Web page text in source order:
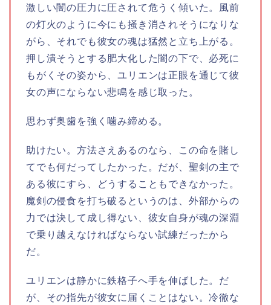
激しい闇の圧力に圧されて危うく傾いた。風前
の灯火のように今にも掻き消されそうになりな
がら、それでも彼女の魂は猛然と立ち上がる。
押し潰そうとする肥大化した闇の下で、必死に
もがくその姿から、ユリエンは正眼を通じて彼
女の声にならない悲鳴を感じ取った。
思わず奥歯を強く噛み締める。
助けたい。方法さえあるのなら、この命を賭し
てでも何だってしたかった。だが、聖剣の主で
ある彼にすら、どうすることもできなかった。
魔剣の侵食を打ち破るというのは、外部からの
力では決して成し得ない、彼女自身が魂の深淵
で乗り越えなければならない試練だったから
だ。
ユリエンは静かに鉄格子へ手を伸ばした。だ
が、その指先が彼女に届くことはない。冷徹な